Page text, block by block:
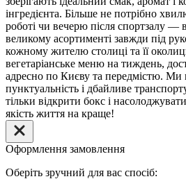
інгредієнта. Більше не потрібно
роботі чи вечерю після спортзалу —
великому асортименті завжди під
кожному жителю столиці та її
вегетаріанське меню на тиждень,
адресно по Києву та передмістю. Ми
пунктуальність і дбайливе
тільки відкрити бокс і
якість життя на краще!
Оформлення замовлення
Оберіть зручний для вас спосіб: